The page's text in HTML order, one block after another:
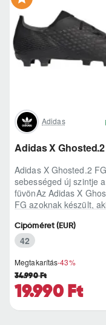
Adidas
Adidas X
Adidas X Ghosted.2
sebességed új szintje a
füvönAz Adidas X
FG azoknak készült,
pillanataiban is azonnal
Megtakarítás-43%
19.990 Ft
34.990 Ft
Cipőméret (EUR)
42